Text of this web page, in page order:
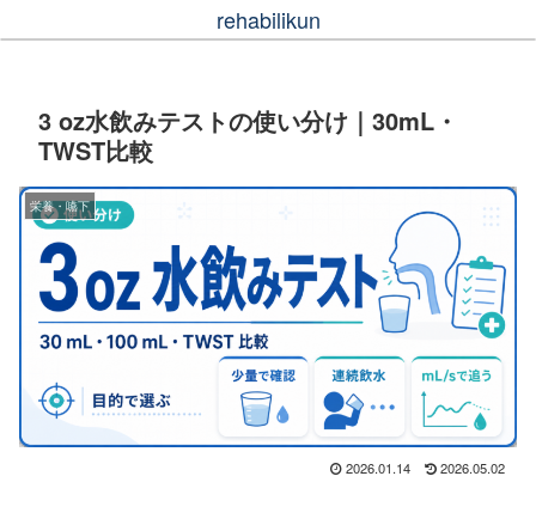
rehabilikun
3 oz水飲みテストの使い分け｜30mL・
TWST比較
栄養・嚥下
2026.01.14 2026.05.02